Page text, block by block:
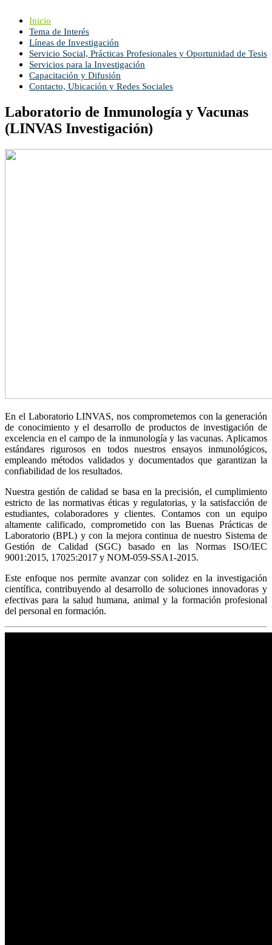
Inicio
Tema de Interés
Líneas de Investigación
Servicio Social, Prácticas Profesionales y Oportunidad de Tesis
Servicios para la Investigación
Capacitación y Difusión
Contacto, Ubicación y Redes Sociales
Laboratorio de Inmunología y Vacunas
(LINVAS Investigación)
En el Laboratorio LINVAS, nos comprometemos con la generación
de conocimiento y el desarrollo de productos de investigación de
excelencia en el campo de la inmunología y las vacunas. Aplicamos
estándares rigurosos en todos nuestros ensayos inmunológicos,
empleando métodos validados y documentados que garantizan la
confiabilidad de los resultados.
Nuestra gestión de calidad se basa en la precisión, el cumplimiento
estricto de las normativas éticas y regulatorias, y la satisfacción de
estudiantes, colaboradores y clientes. Contamos con un equipo
altamente calificado, comprometido con las Buenas Prácticas de
Laboratorio (BPL) y con la mejora continua de nuestro Sistema de
Gestión de Calidad (SGC) basado en las Normas ISO/IEC
9001:2015, 17025:2017 y NOM-059-SSA1-2015.
Este enfoque nos permite avanzar con solidez en la investigación
científica, contribuyendo al desarrollo de soluciones innovadoras y
efectivas para la salud humana, animal y la formación profesional
del personal en formación.